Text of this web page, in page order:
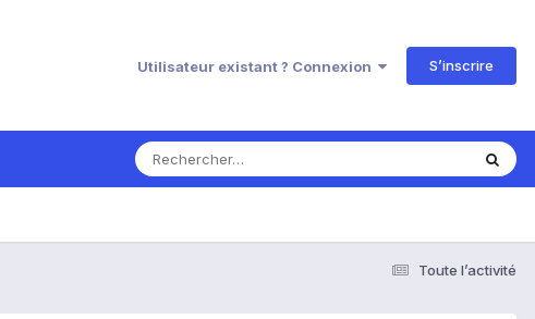
Utilisateur existant ? Connexion S’inscrire
Toute l’activité